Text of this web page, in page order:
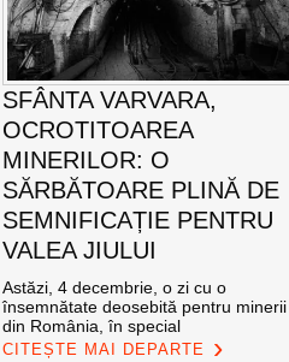
SFÂNTA VARVARA,
OCROTITOAREA
MINERILOR: O
SĂRBĂTOARE PLINĂ DE
SEMNIFICAȚIE PENTRU
VALEA JIULUI
Astăzi, 4 decembrie, o zi cu o
însemnătate deosebită pentru minerii
din România, în special
CITEȘTE MAI DEPARTE